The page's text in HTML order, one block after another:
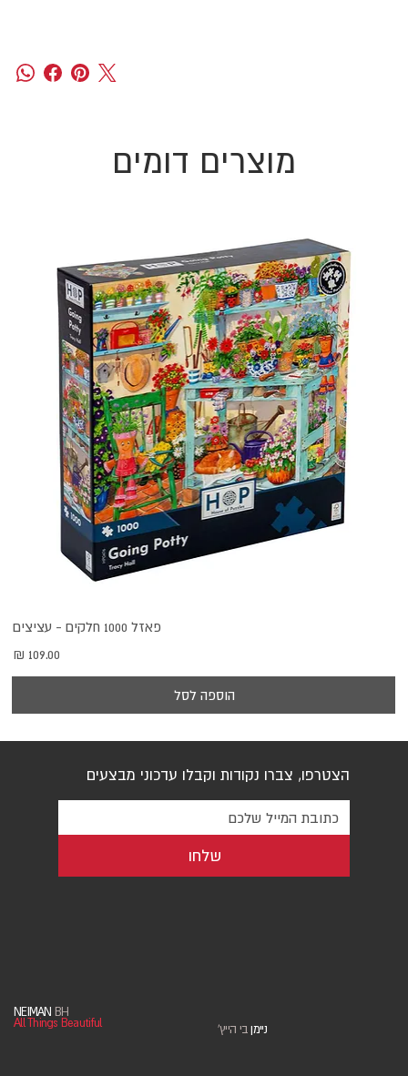
מוצרים דומים
פאזל 1000 חלקים - עציצים
מחיר
הוספה לסל
הצטרפו, צברו נקודות וקבלו עדכוני מבצעים
שלחו
NEIMAN BH
All Things Beautiful
' ניימן בי הייץ